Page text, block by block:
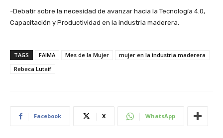
-Debatir sobre la necesidad de avanzar hacia la Tecnología 4.0,
Capacitación y Productividad en la industria maderera.
TAGS FAIMA Mes de la Mujer
mujer en la industria maderera
Rebeca Lutaif
Facebook X WhatsApp